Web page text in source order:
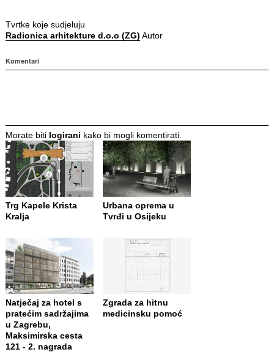
Tvrtke koje sudjeluju
Radionica arhitekture d.o.o (ZG) Autor
Komentari
Morate biti logirani kako bi mogli komentirati.
Trg Kapele Krista
Kralja
Urbana oprema u
Tvrđi u Osijeku
Natječaj za hotel s
pratećim sadržajima
u Zagrebu,
Maksimirska cesta
121 - 2. nagrada
Zgrada za hitnu
medicinsku pomoć